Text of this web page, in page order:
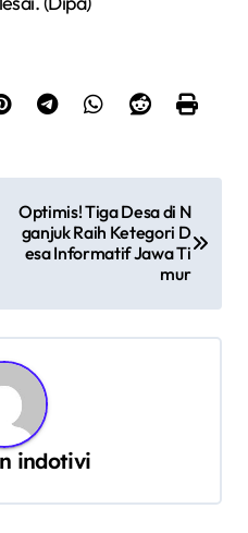
Optimis! Tiga Desa di N
ganjuk Raih Ketegori D
esa Informatif Jawa Ti
mur
indotivi